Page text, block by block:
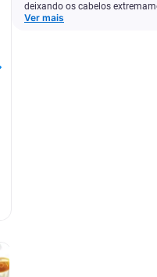
deixando os cabelos
Ver mais